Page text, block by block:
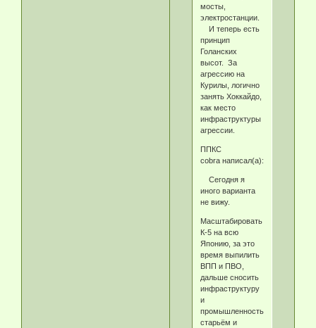
мосты,
электростанции.
И теперь есть
принцип
Голанских
высот. За
агрессию на
Курилы, логично
занять Хоккайдо,
как место
инфраструктуры
агрессии.
ППКС
cobra написал(а):
Сегодня я
иного варианта
не вижу.
Масштабировать
К-5 на всю
Японию, за это
время выпилить
ВПП и ПВО,
дальше сносить
инфраструктуру
и
промышленность
старьём и